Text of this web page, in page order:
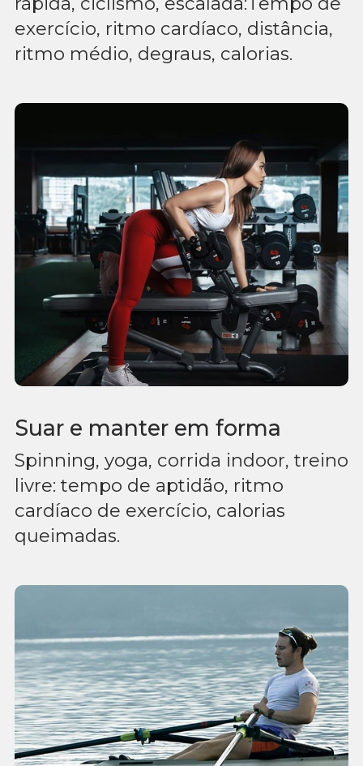
exercício, ritmo cardíaco, distância,
ritmo médio, degraus, calorias.
Suar e manter em forma
Spinning, yoga, corrida indoor, treino
livre: tempo de aptidão, ritmo
cardíaco de exercício, calorias
queimadas.